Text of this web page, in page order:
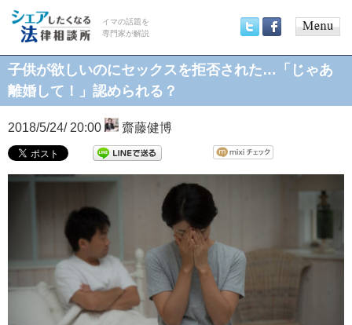
イマの話題を
専門家が解説
menu
子供が欲しいのにセックスを拒否された…「じゃあ
離婚して！」認められる？
2018/5/24/ 20:00 齋藤健博